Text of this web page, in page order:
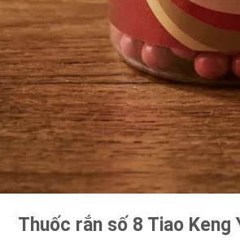
Thuốc rắn số 8 Tiao Keng